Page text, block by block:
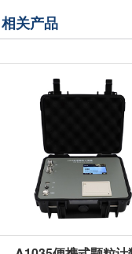
相关产品